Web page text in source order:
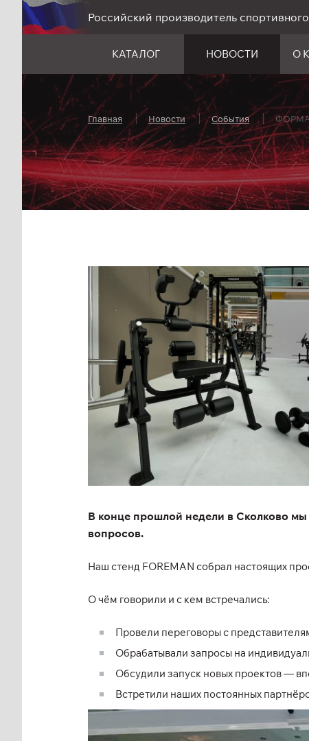
Российский производитель
КАТАЛОГ НОВОСТИ О
Главная Новости События
В конце прошлой недели в Сколково
вопросов.
Наш стенд FOREMAN собрал настоящих
О чём говорили и с кем встречались:
Провели переговоры с
Обрабатывали запросы на
Обсудили запуск новых проектов —
Встретили наших постоянных